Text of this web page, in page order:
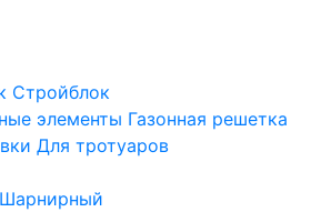
Стройблок
элементы Газонная решетка
Для тротуаров
Шарнирный